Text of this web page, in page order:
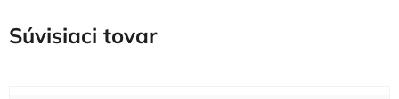
Súvisiaci tovar